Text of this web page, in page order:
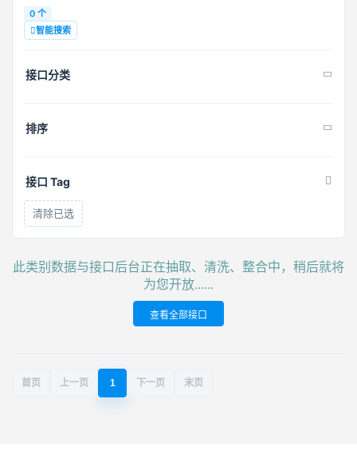
0 个
智能搜索
接口分类
排序
接口 Tag
清除已选
此类别数据与接口后台正在抽取、清洗、整合中，稍后就将
为您开放......
查看全部接口
首页 上一页 1 下一页 末页